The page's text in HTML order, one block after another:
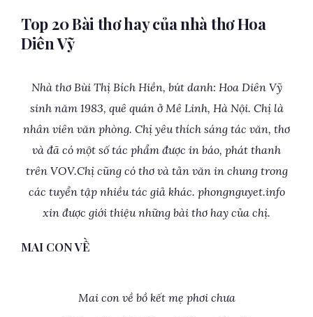
Top 20 Bài thơ hay của nhà thơ Hoa
Diên Vỹ
Nhà thơ Bùi Thị Bích Hiền, bút danh: Hoa Diên Vỹ
sinh năm 1983, quê quán ở Mê Linh, Hà Nội. Chị là
nhân viên văn phòng. Chị yêu thích sáng tác văn, thơ
và đã có một số tác phẩm được in báo, phát thanh
trên VOV.Chị cũng có thơ và tản văn in chung trong
các tuyển tập nhiều tác giả khác. phongnguyet.info
xin được giới thiệu những bài thơ hay của chị.
MAI CON VỀ
Mai con về bồ kết mẹ phơi chưa